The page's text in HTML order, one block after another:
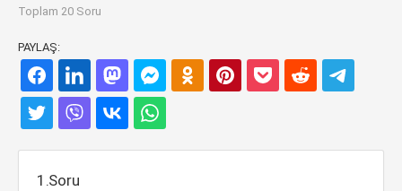
Toplam 20 Soru
PAYLAŞ:
1.Soru